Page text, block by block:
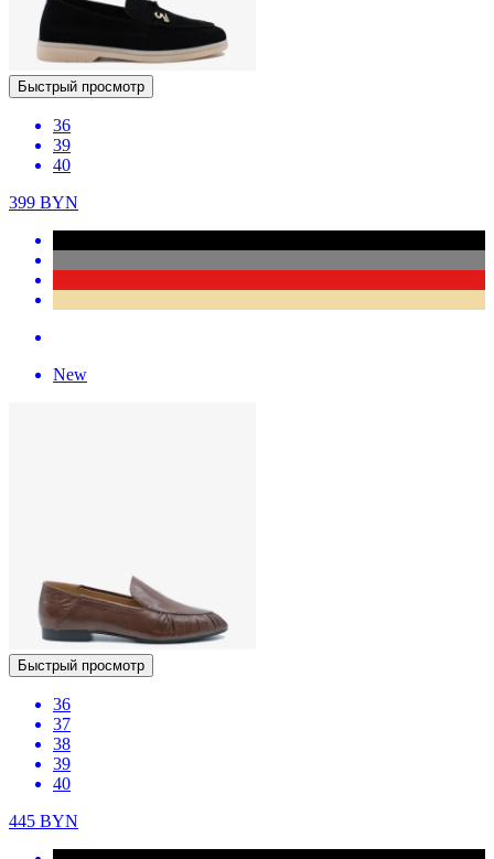
Быстрый просмотр
36
39
40
399 BYN
New
Быстрый просмотр
36
37
38
39
40
445 BYN